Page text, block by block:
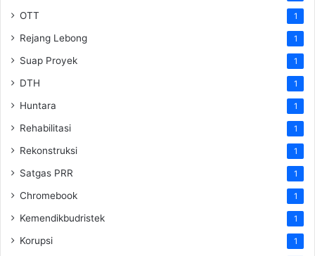
OTT 1
Rejang Lebong 1
Suap Proyek 1
DTH 1
Huntara 1
Rehabilitasi 1
Rekonstruksi 1
Satgas PRR 1
Chromebook 1
Kemendikbudristek 1
Korupsi 1